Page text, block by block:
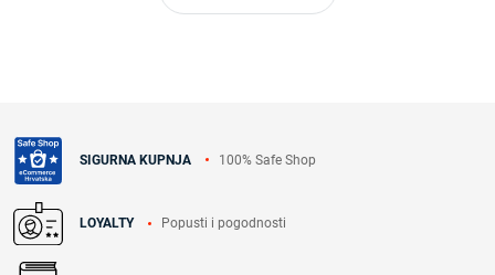
SIGURNA KUPNJA 100% Safe Shop
LOYALTY Popusti i pogodnosti